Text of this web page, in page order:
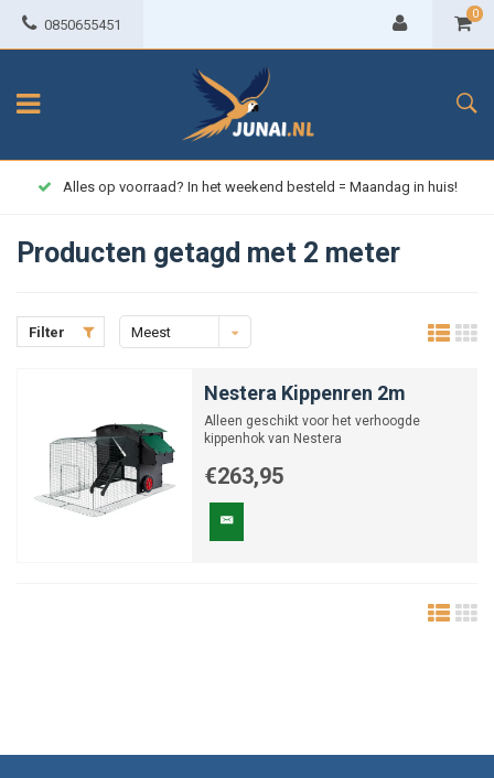
0850655451
0
Alles op voorraad? In het weekend besteld = Maandag in huis!
Producten getagd met 2 meter
Filter
Meest
Nestera Kippenren 2m
Alleen geschikt voor het verhoogde
kippenhok van Nestera
€263,95